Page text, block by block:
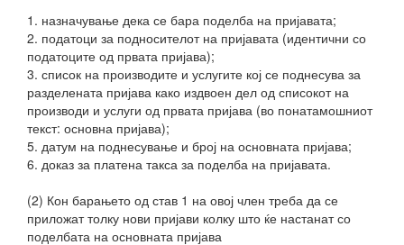
1. назначување дека се бара поделба на пријавата;
2. податоци за подносителот на пријавата (идентични со
податоците од првата пријава);
3. список на производите и услугите кој се поднесува за
разделената пријава како издвоен дел од списокот на
производи и услуги од првата пријава (во понатамошниот
текст: основна пријава);
5. датум на поднесување и број на основната пријава;
6. доказ за платена такса за поделба на пријавата.
(2) Кон барањето од став 1 на овој член треба да се
приложат толку нови пријави колку што ќе настанат со
поделбата на основната пријава